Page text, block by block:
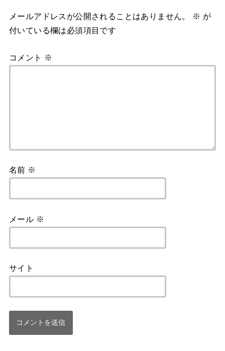
メールアドレスが公開されることはありません。 ※ が
付いている欄は必須項目です
コメント ※
名前 ※
メール ※
サイト